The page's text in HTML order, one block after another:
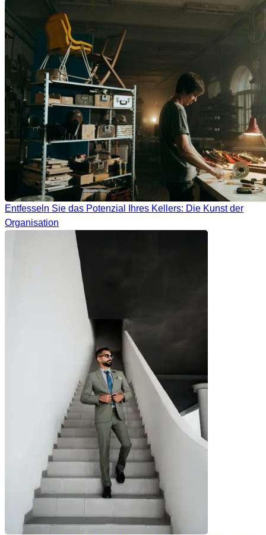
Entfesseln Sie das Potenzial Ihres Kellers: Die Kunst der
Organisation